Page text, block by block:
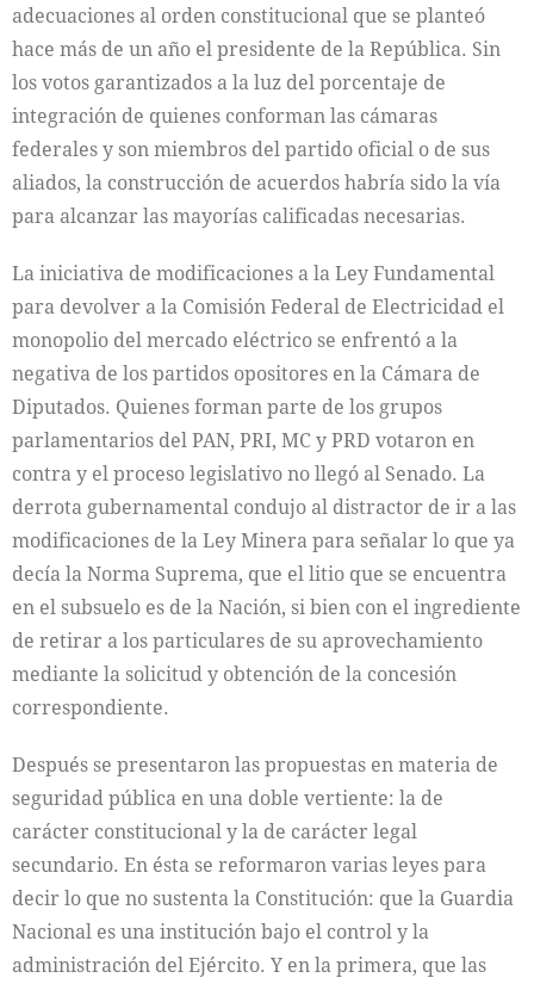
adecuaciones al orden constitucional que se planteó
hace más de un año el presidente de la República. Sin
los votos garantizados a la luz del porcentaje de
integración de quienes conforman las cámaras
federales y son miembros del partido oficial o de sus
aliados, la construcción de acuerdos habría sido la vía
para alcanzar las mayorías calificadas necesarias.
La iniciativa de modificaciones a la Ley Fundamental
para devolver a la Comisión Federal de Electricidad el
monopolio del mercado eléctrico se enfrentó a la
negativa de los partidos opositores en la Cámara de
Diputados. Quienes forman parte de los grupos
parlamentarios del PAN, PRI, MC y PRD votaron en
contra y el proceso legislativo no llegó al Senado. La
derrota gubernamental condujo al distractor de ir a las
modificaciones de la Ley Minera para señalar lo que ya
decía la Norma Suprema, que el litio que se encuentra
en el subsuelo es de la Nación, si bien con el ingrediente
de retirar a los particulares de su aprovechamiento
mediante la solicitud y obtención de la concesión
correspondiente.
Después se presentaron las propuestas en materia de
seguridad pública en una doble vertiente: la de
carácter constitucional y la de carácter legal
secundario. En ésta se reformaron varias leyes para
decir lo que no sustenta la Constitución: que la Guardia
Nacional es una institución bajo el control y la
administración del Ejército. Y en la primera, que las